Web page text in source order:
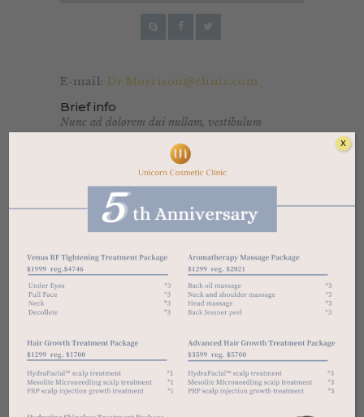
E-mail: Dr.Morrison@clinic.com
Brief info
Nunc ad dolorem dui nullam, vestibulum
necessitatibus est eu, arcu ac lobortis sed molestie.
Sed duis a etiam, fringilla sed et sed justo egestas,
magna placerat est elit, aptent justo, sollicitudin
minima lectus magna. Euismod venenatis odio,
augue ante. Nam est nec vestibulum accumsan
dolor magna
Lorem ipsum dolor sit amet, consequat
massa lobortis nec ultrices cras aenean,
tempor dui, inceptos vitae mauris
vestibulum metus pede nec, in congue
etiam orci placerat, ligula at ut
ullamcorper sed ipsum, nemo lorem
dolor risus aliquam rhoncus euismod,
cras ornare vitae. Cras urna magnis
pede, enim bibendum, mollis id
X